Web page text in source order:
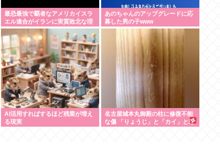
最恐最強で覇者なアメリカイスラ
エル連合がイランに実質敗北な理
由、分からない
あのちゃんのアップグレードに応
募した男の子www
AI活用すればするほど残業が増え
る現実
名古屋城本丸御殿の柱に修復不能
な傷 「りょうじ」と「カイ」と彫